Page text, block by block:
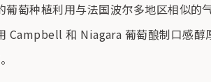
葡萄种植利用与法国波尔多地区相似的
Campbell 和 Niagara 葡萄酿制口感醇